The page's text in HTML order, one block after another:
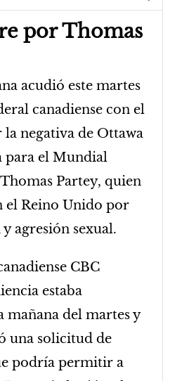
por Thomas
acudió este martes
canadiense con el
negativa de Ottawa
para el Mundial
Partey, quien
el Reino Unido por
agresión sexual.
CBC
estaba
mañana del martes y
una solicitud de
podría permitir a